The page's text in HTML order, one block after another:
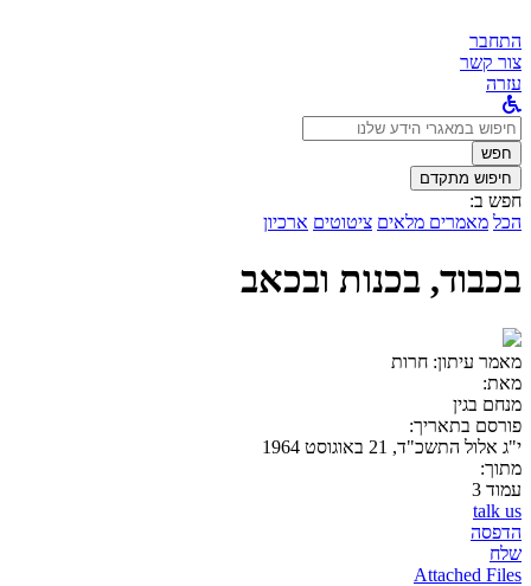
התחבר
צור קשר
עזרה
לחפש
ב:חפש
חיפוש מתקדם
חפש ב:
הכל מאמרים מלאים ציטוטים ארכיון
בכבוד, בכנות ובכאב
מאמר עיתון: חרות
מאת:
מנחם בגין
פורסם בתאריך:
י"ג אלול התשכ"ד, 21 באוגוסט 1964
מתוך:
עמוד 3
talk us
הדפסה
שלח
Attached Files